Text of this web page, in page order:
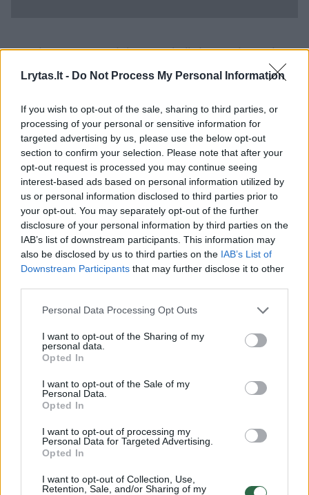
Lrytas.lt - Do Not Process My Personal Information
If you wish to opt-out of the sale, sharing to third parties, or
processing of your personal or sensitive information for
targeted advertising by us, please use the below opt-out
section to confirm your selection. Please note that after your
opt-out request is processed you may continue seeing
interest-based ads based on personal information utilized by
us or personal information disclosed to third parties prior to
your opt-out. You may separately opt-out of the further
disclosure of your personal information by third parties on the
IAB’s list of downstream participants. This information may
also be disclosed by us to third parties on the IAB’s List of
Downstream Participants that may further disclose it to other
Personal Data Processing Opt Outs
I want to opt-out of the Sharing of my
personal data.
Opted In
I want to opt-out of the Sale of my
Personal Data.
Opted In
I want to opt-out of processing my
Personal Data for Targeted Advertising.
Opted In
I want to opt-out of Collection, Use,
Retention, Sale, and/or Sharing of my
Remiant novatoriškus mokslinius tyrimus ir
klinikinę kompetenciją bei skatindami
išgelbėti dar daugiau gyvybių ir pakeisti visų
vėžiu sergančiųjų patirtį.
Dabar jaučiu palengvėjimą, kad esu
remisijoje, ir toliau siekiu pasveikti. Kaip žino
visi, kuriems buvo diagnozuotas vėžys, reikia
laiko prisitaikyti prie naujos normos.
Susiję straipsniai
Princas Williamas ir